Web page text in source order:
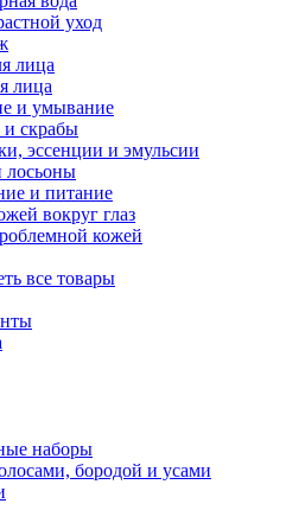
уход
лица
лица
и умывание
скрабы
эссенции и эмульсии
лосьоны
и питание
вокруг глаз
кожей
все товары
наборы
бородой и усами